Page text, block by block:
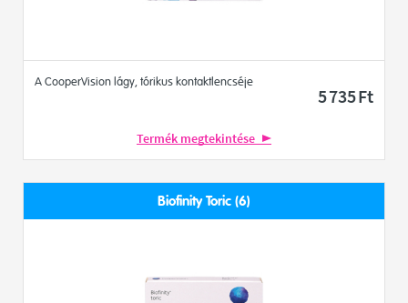
A CooperVision lágy, tórikus kontaktlencséje
5 735Ft
Termék megtekintése
Biofinity Toric (6)